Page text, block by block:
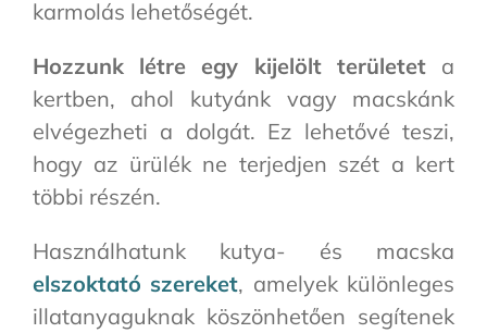
karmolás lehetőségét.
Hozzunk létre egy kijelölt területeta
kertben, ahol kutyánk vagy macskánk
elvégezheti a dolgát. Ez lehetővé teszi,
hogy az ürülék ne terjedjen szét a kert
többi részén.
Használhatunk kutya- és macska
elszoktató szereket, amelyek különleges
illatanyaguknak köszönhetően segítenek